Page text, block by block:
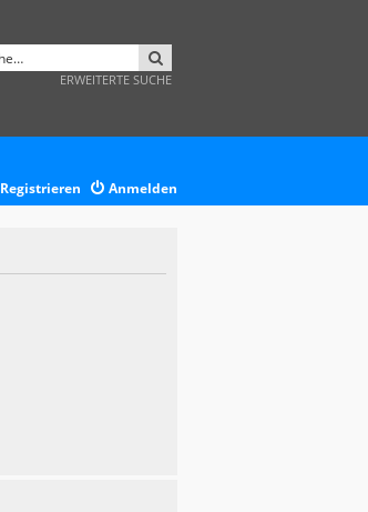
ERWEITERTE SUCHE
Anmelden
Registrieren